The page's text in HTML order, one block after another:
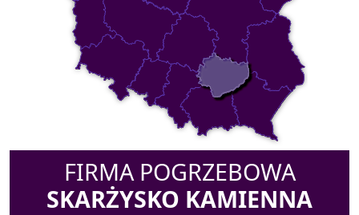
FIRMA POGRZEBOWA
SKARŻYSKO KAMIENNA